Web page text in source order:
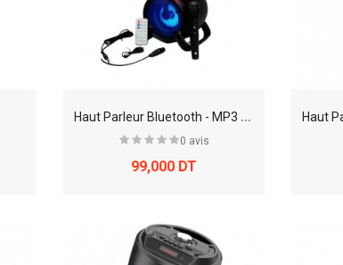
H
aut Parleur Bluetooth - MP3 - Radio FM 16W
0 avis
99,000 DT